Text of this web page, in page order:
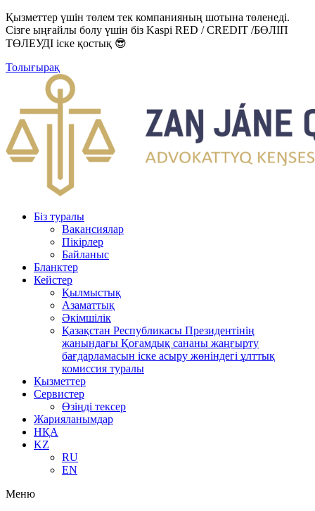
Қызметтер үшін төлем тек компанияның шотына төленеді.
Сізге ыңғайлы болу үшін біз Kaspi RED / CREDIT /БӨЛІП
ТӨЛЕУДІ іске қостық 😎
Толығырақ
Біз туралы
Вакансиялар
Пікірлер
Байланыс
Бланктер
Кейстер
Қылмыстық
Азаматтық
Әкімшілік
Қазақстан Республикасы Президентінің
жанындағы Қоғамдық сананы жаңғырту
бағдарламасын іске асыру жөніндегі ұлттық
комиссия туралы
Қызметтер
Сервистер
Өзіңді тексер
Жарияланымдар
НҚА
KZ
RU
EN
Меню